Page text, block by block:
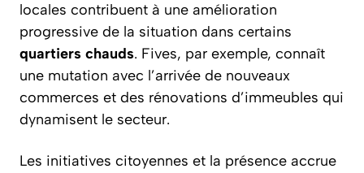
locales contribuent à une amélioration
progressive de la situation dans certains
quartiers chauds. Fives, par exemple, connaît
une mutation avec l’arrivée de nouveaux
commerces et des rénovations d’immeubles qui
dynamisent le secteur.
Les initiatives citoyennes et la présence accrue